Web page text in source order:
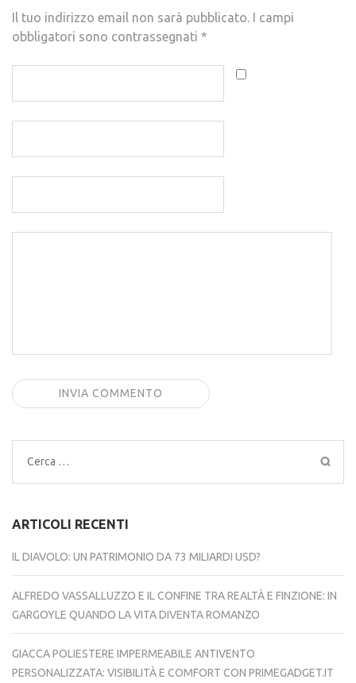
Il tuo indirizzo email non sarà pubblicato. I campi
obbligatori sono contrassegnati *
Ricerca
per:
ARTICOLI RECENTI
IL DIAVOLO: UN PATRIMONIO DA 73 MILIARDI USD?
ALFREDO VASSALLUZZO E IL CONFINE TRA REALTÀ E FINZIONE: IN
GARGOYLE QUANDO LA VITA DIVENTA ROMANZO
GIACCA POLIESTERE IMPERMEABILE ANTIVENTO
PERSONALIZZATA: VISIBILITÀ E COMFORT CON PRIMEGADGET.IT